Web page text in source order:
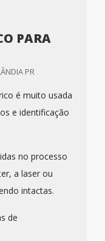
PARA
PR
é muito usada
e identificação
no processo
a laser ou
intactas.
de